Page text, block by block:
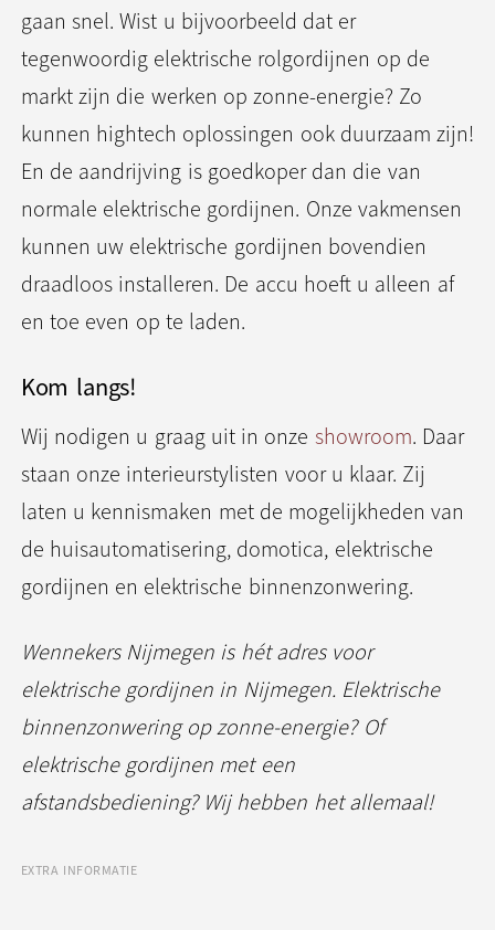
gaan snel. Wist u bijvoorbeeld dat er
tegenwoordig elektrische rolgordijnen op de
markt zijn die werken op zonne-energie? Zo
kunnen hightech oplossingen ook duurzaam zijn!
En de aandrijving is goedkoper dan die van
normale elektrische gordijnen. Onze vakmensen
kunnen uw elektrische gordijnen bovendien
draadloos installeren. De accu hoeft u alleen af
en toe even op te laden.
Kom langs!
Wij nodigen u graag uit in onze showroom. Daar
staan onze interieurstylisten voor u klaar. Zij
laten u kennismaken met de mogelijkheden van
de huis­automatisering, domotica, elektrische
gordijnen en elektrische binnen­zon­wering.
Wennekers Nijmegen is hét adres voor
elektrische gordijnen in Nijmegen. Elektrische
binnenzonwering op zonne-energie? Of
elektrische gordijnen met een
afstandsbediening? Wij hebben het allemaal!
EXTRA INFORMATIE